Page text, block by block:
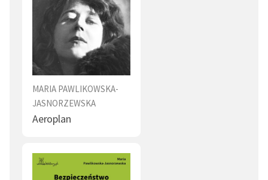
MARIA PAWLIKOWSKA-
JASNORZEWSKA
Aeroplan